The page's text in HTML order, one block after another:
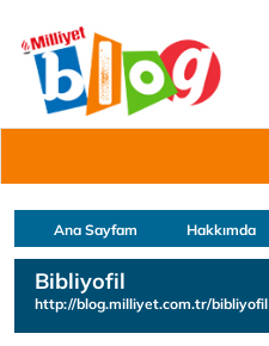
Ana Sayfam Hakkımda
Bibliyofil
http://blog.milliyet.com.tr/bibliyofil